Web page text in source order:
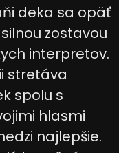
deka sa opäť
zostavou
interpretov.
stretáva
spolu s
hlasmi
najlepšie.